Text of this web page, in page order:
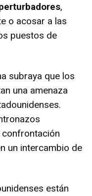
,
o acosar a las
puestos de
subraya que los
una amenaza
confrontación
un intercambio de
están